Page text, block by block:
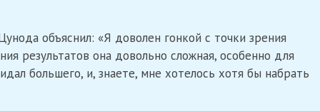
объяснил: «Я доволен гонкой с точки зрения
результатов она довольно сложная, особенно для
большего, и, знаете, мне хотелось хотя бы набрать